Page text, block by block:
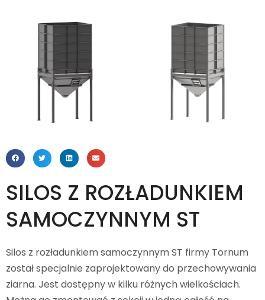
SILOS Z ROZŁADUNKIEM
SAMOCZYNNYM ST
Silos z rozładunkiem samoczynnym ST firmy Tornum
został specjalnie zaprojektowany do przechowywania
ziarna. Jest dostępny w kilku różnych wielkościach.